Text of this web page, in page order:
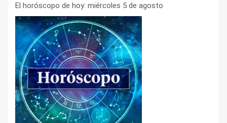
El horóscopo de hoy: miércoles 5 de agosto